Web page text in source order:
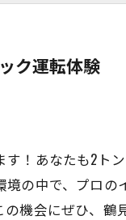
ク運転体験
！あなたも2ト
の中で、プロ
機会にぜひ、